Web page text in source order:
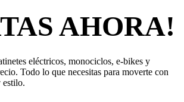
AHORA!
eléctricos, monociclos, e-bikes y
Todo lo que necesitas para moverte con
estilo.